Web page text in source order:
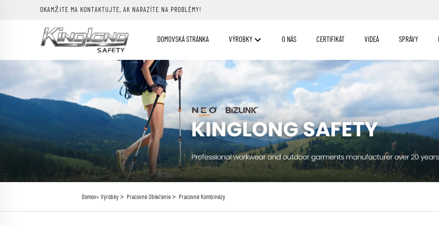
OKAMŽITE MA KONTAKTUJTE, AK NARAZÍTE NA PROBLÉMY!
DOMOVSKÁ STRÁNKA VÝROBKY O NÁS CERTIFIKÁT VIDEÁ SPRÁVY
Domov> Výrobky> Pracovné Oblečenie> Pracovné Kombinézy